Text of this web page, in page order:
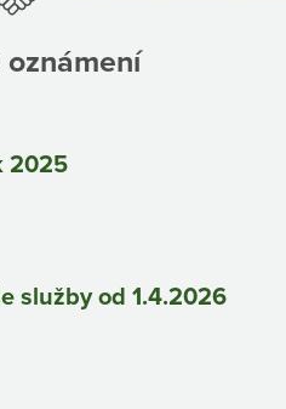
2025
služby od 1.4.2026